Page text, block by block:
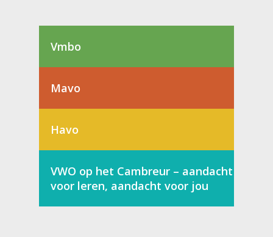
Vmbo
Mavo
Havo
VWO op het Cambreur – aandacht
voor leren, aandacht voor jou